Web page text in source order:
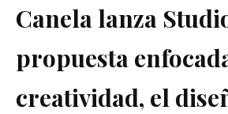
Canela lanza
propuesta
creatividad, el